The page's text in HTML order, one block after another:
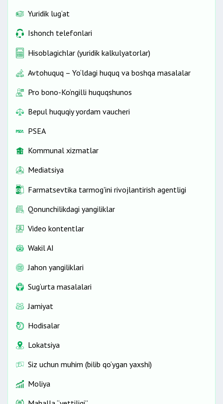
Yuridik lug‘at
Ishonch telefonlari
Hisoblagichlar (yuridik kalkulyatorlar)
Avtohuquq – Yo‘ldagi huquq va boshqa masalalar
Pro bono-Ko‘ngilli huquqshunos
Bepul huquqiy yordam vaucheri
PSEA
Kommunal xizmatlar
Mediatsiya
Farmatsevtika tarmog'ini rivojlantirish agentligi
Qonunchilikdagi yangiliklar
Video kontentlar
Wakil AI
Jahon yangiliklari
Sug‘urta masalalari
Jamiyat
Hodisalar
Lokatsiya
Siz uchun muhim (bilib qo‘ygan yaxshi)
Moliya